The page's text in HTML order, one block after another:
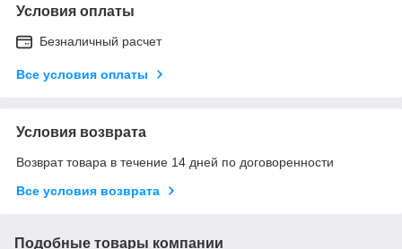
Условия оплаты
Безналичный расчет
Все условия оплаты
Условия возврата
Возврат товара в течение 14 дней по договоренности
Все условия возврата
Подобные товары компании